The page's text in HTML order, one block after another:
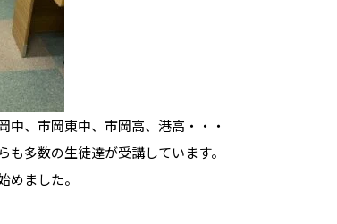
中、市岡東中、市岡高、港高・・・
も多数の生徒達が受講しています。
めました。